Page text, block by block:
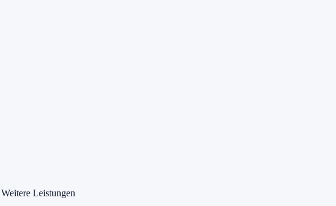
Weitere Leistungen